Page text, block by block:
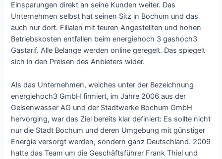
Einsparungen direkt an seine Kunden weiter. Das
Unternehmen selbst hat seinen Sitz in Bochum und das
auch nur dort. Filialen mit teuren Angestellten und hohen
Betriebskosten entfallen beim energiehoch 3 gashoch3
Gastarif. Alle Belange werden online geregelt. Das spiegelt
sich in den Preisen des Anbieters wider.
Als das Unternehmen, welches unter der Bezeichnung
energiehoch3 GmbH firmiert, im Jahre 2006 aus der
Gelsenwasser AG und der Stadtwerke Bochum GmbH
hervorging, war das Ziel bereits klar definiert: Es sollte nicht
nur die Stadt Bochum und deren Umgebung mit günstiger
Energie versorgt werden, sondern ganz Deutschland. 2009
hatte das Team um die Geschäftsführer Frank Thiel und